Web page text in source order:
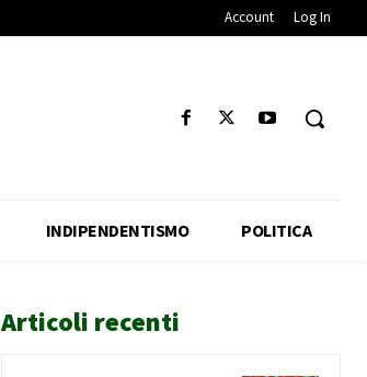
Account Log In
INDIPENDENTISMO POLITICA
Articoli recenti